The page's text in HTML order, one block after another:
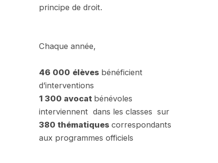
principe de droit.
Chaque année,
46 000 élèves bénéficient
d’interventions
1 300 avocat bénévoles
interviennent dans les classes sur
380 thématiquescorrespondants
aux programmes officiels